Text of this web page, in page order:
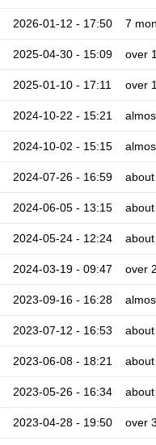
2026-01-12 - 17:50 7
2025-04-30 - 15:09 over
2025-01-10 - 17:11 over
2024-10-22 - 15:21
2024-10-02 - 15:15
2024-07-26 - 16:59
2024-06-05 - 13:15
2024-05-24 - 12:24
2024-03-19 - 09:47 over
2023-09-16 - 16:28
2023-07-12 - 16:53
2023-06-08 - 18:21
2023-05-26 - 16:34
2023-04-28 - 19:50 over